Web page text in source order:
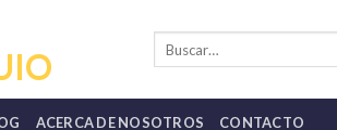
ACERCA DE NOSOTROS CONTACTO